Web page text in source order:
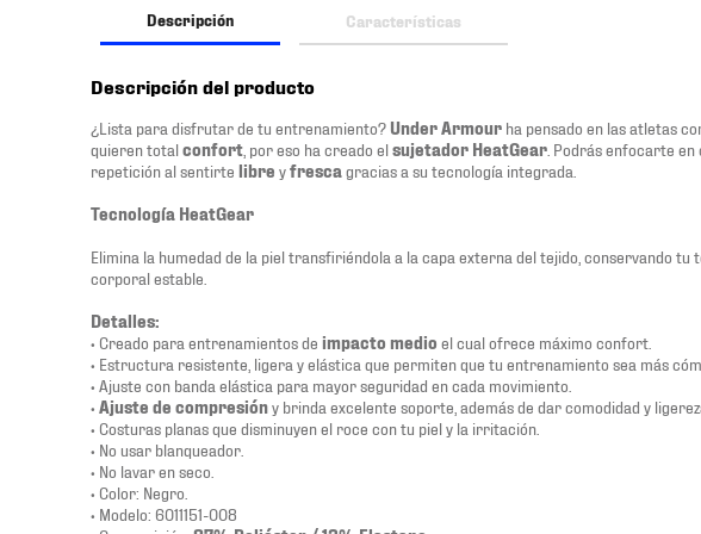
Descripción Características
Descripción del producto
¿Lista para disfrutar de tu entrenamiento? Under Armour ha pensado en las atletas
quieren totalconfort , por eso ha creado elsujetador HeatGear . Podrás enfocarte en
repetición al sentirte libre yfresca gracias a su tecnología integrada.
Tecnología HeatGear
Elimina la humedad de la piel transfiriéndola a la capa externa del tejido, conservando tu
corporal estable.
Detalles:
• Creado para entrenamientos de impacto medio el cual ofrece máximo confort.
• Estructura resistente, ligera y elástica que permiten que tu entrenamiento sea más
• Ajuste con banda elástica para mayor seguridad en cada movimiento.
• Ajuste de compresióny brinda excelente soporte, además de dar comodidad y
• Costuras planas que disminuyen el roce con tu piel y la irritación.
• No usar blanqueador.
• No lavar en seco.
• Color: Negro.
• Modelo: 6011151-008